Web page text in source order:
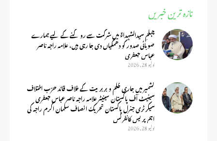
تازہ ترین خبریں
چہلمِ سیدالشہداءؑ میں شرکت سے روکنے کے لیے ہمارے
صوبائی صدور کو دھمکیاں دی جا رہی ہیں، علامہ راجہ ناصر
عباس جعفری
يوليو 28, 2026
کشمیر میں جاری ظلم و بربریت کے خلاف قائد حزب اختلاف
سینیٹ آف پاکستان سینیٹر علامہ راجہ ناصر عباس جعفری
سیکرٹری جنرل پاکستان تحریک انصاف سلمان اکرم راجہ کی
اہم پریس کانفرنس
يوليو 28, 2026